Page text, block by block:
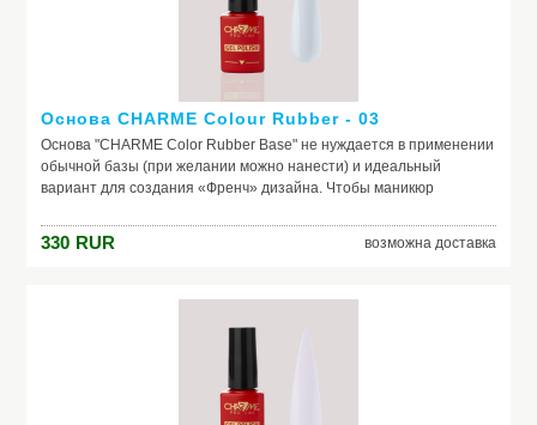
Основа CHARME Colour Rubber - 03
Основа "CHARME Color Rubber Base" не нуждается в применении
обычной базы (при желании можно нанести) и идеальный
вариант для создания «Френч» дизайна. Чтобы маникюр
лака и ногтевой пластины. Базовое покрытие выравнивает
природный тон, маскирует неровности ногтя и его естественное
красящих веществ, поможет добиться по-настоящему добротного
красите ногти самостоятельно, основа – ваш самый главный
330 RUR возможна доставка